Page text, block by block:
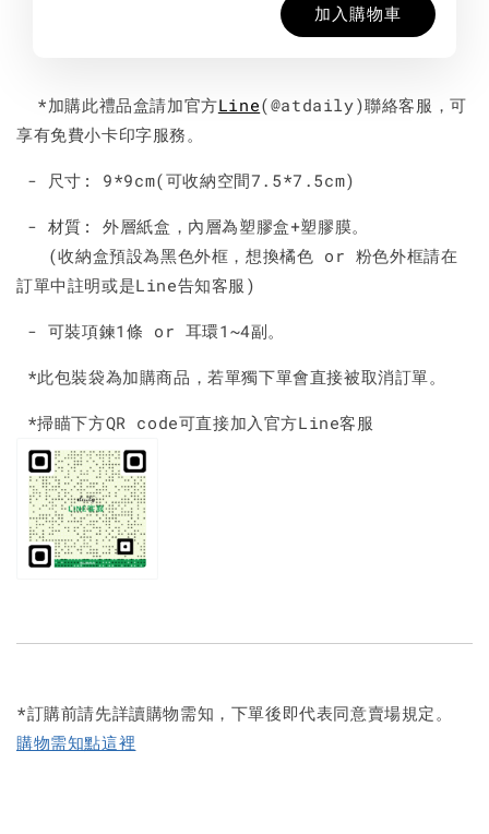
加入購物車
*加購此禮品盒請加官方Line(@atdaily)聯絡客服，可
享有免費小卡印字服務。
- 尺寸: 9*9cm(可收納空間7.5*7.5cm)
- 材質: 外層紙盒，內層為塑膠盒+塑膠膜。
(收納盒預設為黑色外框，想換橘色 or 粉色外框請在
訂單中註明或是Line告知客服)
- 可裝項鍊1條 or 耳環1~4副。
*此包裝袋為加購商品，若單獨下單會直接被取消訂單。
*掃瞄下方QR code可直接加入官方Line客服
*訂購前請先詳讀購物需知，下單後即代表同意賣場規定。
購物需知點這裡